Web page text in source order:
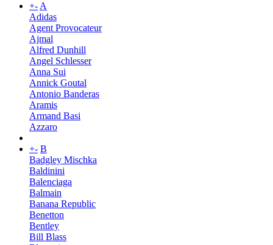
+-A
Adidas
Agent Provocateur
Ajmal
Alfred Dunhill
Angel Schlesser
Anna Sui
Annick Goutal
Antonio Banderas
Aramis
Armand Basi
Azzaro
+- B
Badgley Mischka
Baldinini
Balenciaga
Balmain
Banana Republic
Benetton
Bentley
Bill Blass